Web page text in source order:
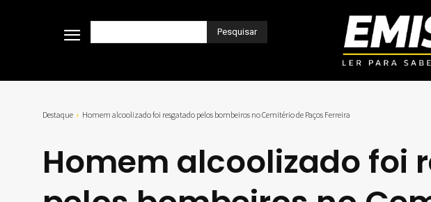
Pesquisar
Destaque Homem alcoolizado foi resgatado pelos bombeiros no Cemitério de Paços Ferreira
Homem alcoolizado foi